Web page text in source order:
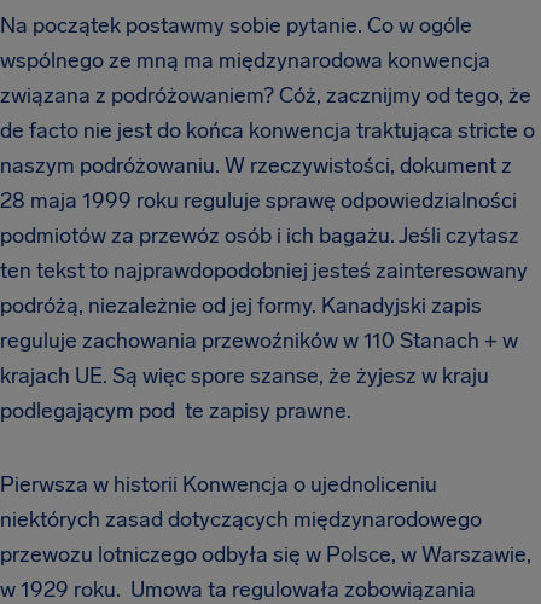
Na początek postawmy sobie pytanie. Co w ogóle
wspólnego ze mną ma międzynarodowa konwencja
związana z podróżowaniem? Cóż, zacznijmy od tego, że
de facto nie jest do końca konwencja traktująca stricte o
naszym podróżowaniu. W rzeczywistości, dokument z
28 maja 1999 roku reguluje sprawę odpowiedzialności
podmiotów za przewóz osób i ich bagażu. Jeśli czytasz
ten tekst to najprawdopodobniej jesteś zainteresowany
podróżą, niezależnie od jej formy. Kanadyjski zapis
reguluje zachowania przewoźników w 110 Stanach + w
krajach UE. Są więc spore szanse, że żyjesz w kraju
podlegającym pod te zapisy prawne.
Pierwsza w historii Konwencja o ujednoliceniu
niektórych zasad dotyczących międzynarodowego
przewozu lotniczego odbyła się w Polsce, w Warszawie,
w 1929 roku. Umowa ta regulowała zobowiązania